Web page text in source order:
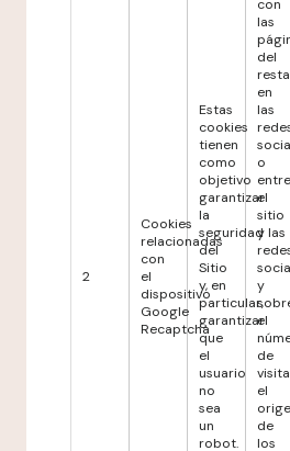
2
Cookies
relacionadas
con
el
dispositivo
Google
Recaptcha
Estas
cookies
tienen
como
objetivo
garantizar
la
seguridad
del
Sitio
y, en
particular,
garantizar
que
el
usuario
no
sea
un
robot.
con
las
del
en
las
o
entre
el
sitio
y las
y
el
de
el
de
los